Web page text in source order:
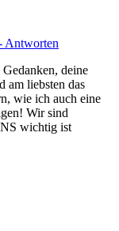
Antworten
deine
am liebsten das
wie ich auch eine
Wir sind
wichtig ist